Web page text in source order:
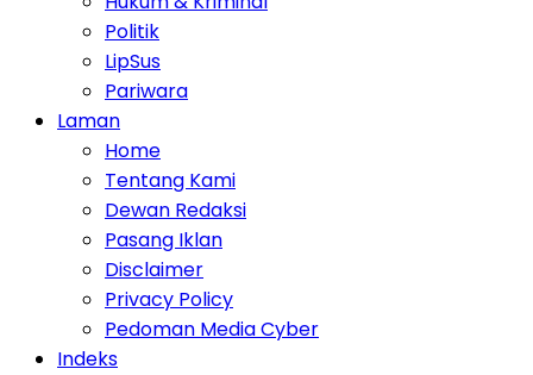
Politik
LipSus
Pariwara
Laman
Home
Tentang Kami
Dewan Redaksi
Pasang Iklan
Disclaimer
Privacy Policy
Pedoman Media Cyber
Indeks